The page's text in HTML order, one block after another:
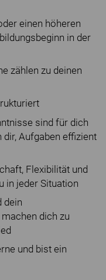
einen höheren
in der
zählen zu deinen
sind für dich
Aufgaben effizient
Flexibilität und
in jeder Situation
dein
dich zu
und bist ein